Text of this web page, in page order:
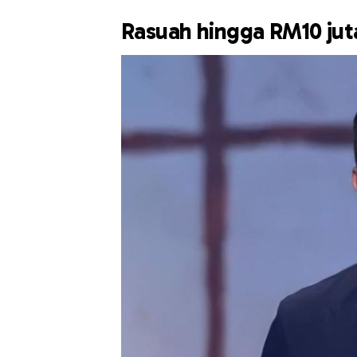
Rasuah hingga RM10